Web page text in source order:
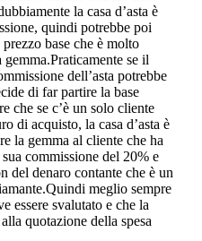
la casa d’asta è
quindi potrebbe poi
base che è molto
se il
dell’asta potrebbe
di far partire la base
che se c’è un solo cliente
di acquisto, la casa d’asta è
la gemma al cliente che ha
commissione del 20% e
del denaro contante che è un
meglio sempre
essere svalutato e che la
quotazione della spesa